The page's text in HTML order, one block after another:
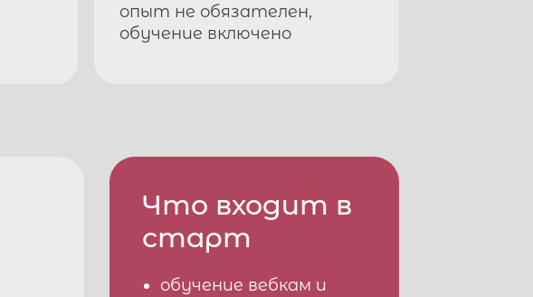
опыт не обязателен,
обучение включено
Что входит в
старт
обучение вебкам и